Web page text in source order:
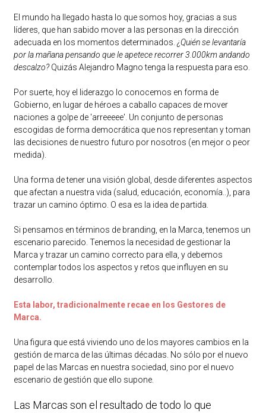
El mundo ha llegado hasta lo que somos hoy, gracias a sus
líderes, que han sabido mover a las personas en la dirección
adecuada en los momentos determinados. ¿Quién se levantaría
por la mañana pensando que le apetece recorrer 3.000km andando
descalzo?Quizás Alejandro Magno tenga la respuesta para eso.
Por suerte, hoy el liderazgo lo conocemos en forma de
Gobierno, en lugar de héroes a caballo capaces de mover
naciones a golpe de 'arreeeee'. Un conjunto de personas
escogidas de forma democrática que nos representan y toman
las decisiones de nuestro futuro por nosotros (en mejor o peor
medida).
Una forma de tener una visión global, desde diferentes aspectos
que afectan a nuestra vida (salud, educación, economía..), para
trazar un camino óptimo. O esa es la idea de partida.
Si pensamos en términos de branding, en la Marca, tenemos un
escenario parecido. Tenemos la necesidad de gestionar la
Marca y trazar un camino correcto para ella, y debemos
contemplar todos los aspectos y retos que influyen en su
desarrollo.
Esta labor, tradicionalmente recae en los Gestores de
Marca.
Una figura que está viviendo uno de los mayores cambios en la
gestión de marca de las últimas décadas. No sólo por el nuevo
papel de las Marcas en nuestra sociedad, sino por el nuevo
escenario de gestión que ello supone.
Las Marcas son el resultado de todo lo que